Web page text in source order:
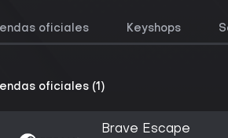
oficiales Keyshops
oficiales (1)
Brave Escape